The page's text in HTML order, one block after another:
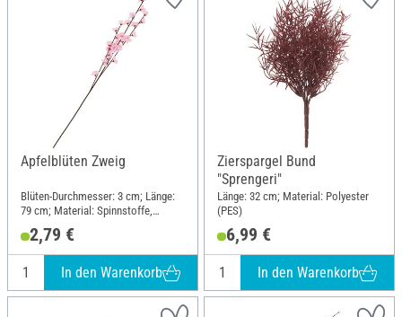
Apfelblüten Zweig
Blüten-Durchmesser: 3 cm; Länge:
79 cm; Material: Spinnstoffe,
Kunststoff
2,79 €
In den Warenkorb
Zierspargel Bund
"Sprengeri"
Länge: 32 cm; Material: Polyester
(PES)
6,99 €
In den Warenkorb